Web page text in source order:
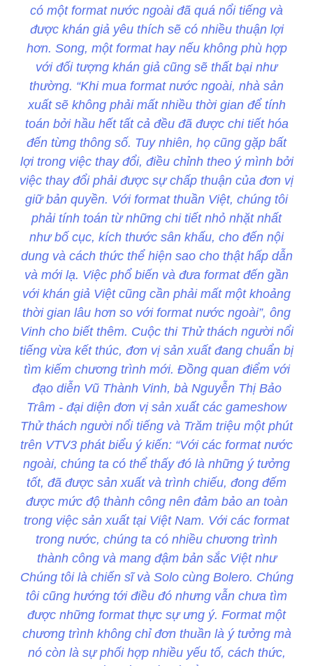
có một format nước ngoài đã quá nổi tiếng và
được khán giả yêu thích sẽ có nhiều thuận lợi
hơn. Song, một format hay nếu không phù hợp
với đối tượng khán giả cũng sẽ thất bại như
thường. “Khi mua format nước ngoài, nhà sản
xuất sẽ không phải mất nhiều thời gian để tính
toán bởi hầu hết tất cả đều đã được chi tiết hóa
đến từng thông số. Tuy nhiên, họ cũng gặp bất
lợi trong việc thay đổi, điều chỉnh theo ý mình bởi
việc thay đổi phải được sự chấp thuận của đơn vị
giữ bản quyền. Với format thuần Việt, chúng tôi
phải tính toán từ những chi tiết nhỏ nhặt nhất
như bố cục, kích thước sân khấu, cho đến nội
dung và cách thức thể hiện sao cho thật hấp dẫn
và mới lạ. Việc phổ biến và đưa format đến gần
với khán giả Việt cũng cần phải mất một khoảng
thời gian lâu hơn so với format nước ngoài”, ông
Vinh cho biết thêm. Cuộc thi Thử thách người nổi
tiếng vừa kết thúc, đơn vị sản xuất đang chuẩn bị
tìm kiếm chương trình mới. Đồng quan điểm với
đạo diễn Vũ Thành Vinh, bà Nguyễn Thị Bảo
Trâm - đại diện đơn vị sản xuất các gameshow
Thử thách người nổi tiếng và Trăm triệu một phút
trên VTV3 phát biểu ý kiến: “Với các format nước
ngoài, chúng ta có thể thấy đó là những ý tưởng
tốt, đã được sản xuất và trình chiếu, đong đếm
được mức độ thành công nên đảm bảo an toàn
trong việc sản xuất tại Việt Nam. Với các format
trong nước, chúng ta có nhiều chương trình
thành công và mang đậm bản sắc Việt như
Chúng tôi là chiến sĩ và Solo cùng Bolero. Chúng
tôi cũng hướng tới điều đó nhưng vẫn chưa tìm
được những format thực sự ưng ý. Format một
chương trình không chỉ đơn thuần là ý tưởng mà
nó còn là sự phối hợp nhiều yếu tố, cách thức,